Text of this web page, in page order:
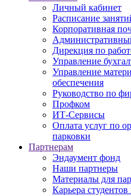
Личный кабинет
Расписание
Корпоративная
Дирекция по
Управление
Управление
обеспечения
Руководство по
Профком
ИТ-Сервисы
Оплата услуг по
парковки
Партнерам
Эндаумент фонд
Наши партнеры
Материалы для
Карьера